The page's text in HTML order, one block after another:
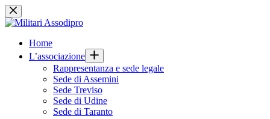
Salta
al
Home
L’associazione
Rappresentanza e sede legale
Sede di Assemini
Sede Treviso
Sede di Udine
Sede di Taranto